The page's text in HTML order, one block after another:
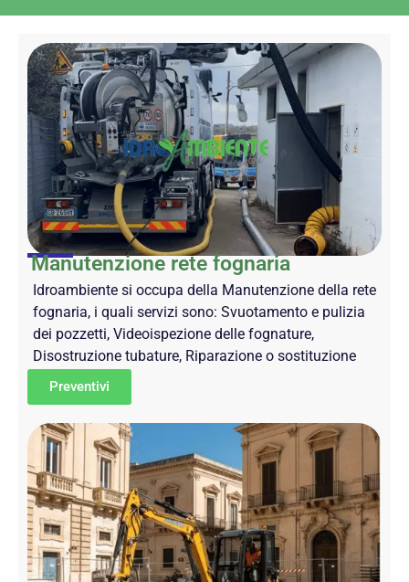
Manutenzione rete fognaria
Idroambiente si occupa della Manutenzione della rete
fognaria, i quali servizi sono: Svuotamento e pulizia
dei pozzetti, Videoispezione delle fognature,
Disostruzione tubature, Riparazione o sostituzione
Preventivi